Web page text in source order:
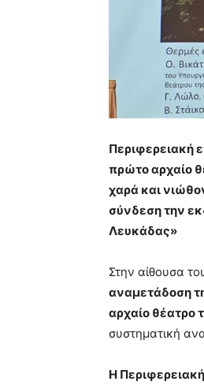
Περιφερειακή
πρώτο αρχαίο
χαρά και
σύνδεση την
Λευκάδας»
Στην αίθουσα
αναμετάδοση
αρχαίο θέατρο
συστηματική
Η